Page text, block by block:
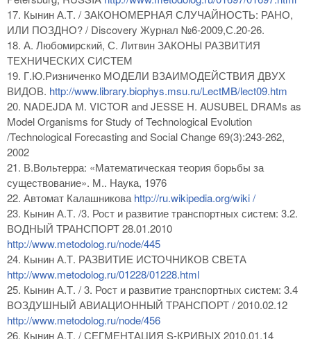
17. Кынин А.Т. / ЗАКОНОМЕРНАЯ СЛУЧАЙНОСТЬ: РАНО,
ИЛИ ПОЗДНО? / Discovery Журнал №6-2009,С.20-26.
18. А. Любомирский, С. Литвин ЗАКОНЫ РАЗВИТИЯ
ТЕХНИЧЕСКИХ СИСТЕМ
19. Г.Ю.Ризниченко МОДЕЛИ ВЗАИМОДЕЙСТВИЯ ДВУХ
ВИДОВ. http://www.library.biophys.msu.ru/LectMB/lect09.htm
20. NADEJDA M. VICTOR and JESSE H. AUSUBEL DRAMs as
Model Organisms for Study of Technological Evolution
/Technological Forecasting and Social Change 69(3):243-262,
2002
21. В.Вольтерра: «Математическая теория борьбы за
существование». М.. Наука, 1976
22. Автомат Калашниковаhttp://ru.wikipedia.org/wiki /
23. Кынин А.Т. /3. Рост и развитие транспортных систем: 3.2.
ВОДНЫЙ ТРАНСПОРТ 28.01.2010
http://www.metodolog.ru/node/445
24. Кынин А.Т. РАЗВИТИЕ ИСТОЧНИКОВ СВЕТА
http://www.metodolog.ru/01228/01228.html
25. Кынин А.Т. / 3. Рост и развитие транспортных систем: 3.4
ВОЗДУШНЫЙ АВИАЦИОННЫЙ ТРАНСПОРТ / 2010.02.12
http://www.metodolog.ru/node/456
26. Кынин А.Т. / СЕГМЕНТАЦИЯ S-КРИВЫХ 2010.01.14